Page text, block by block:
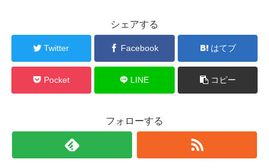
シェアする
Twitter Facebook はてブ
Pocket LINE コピー
フォローする